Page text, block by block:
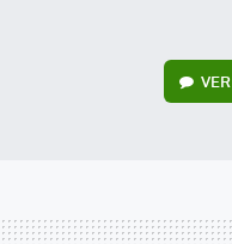
VER